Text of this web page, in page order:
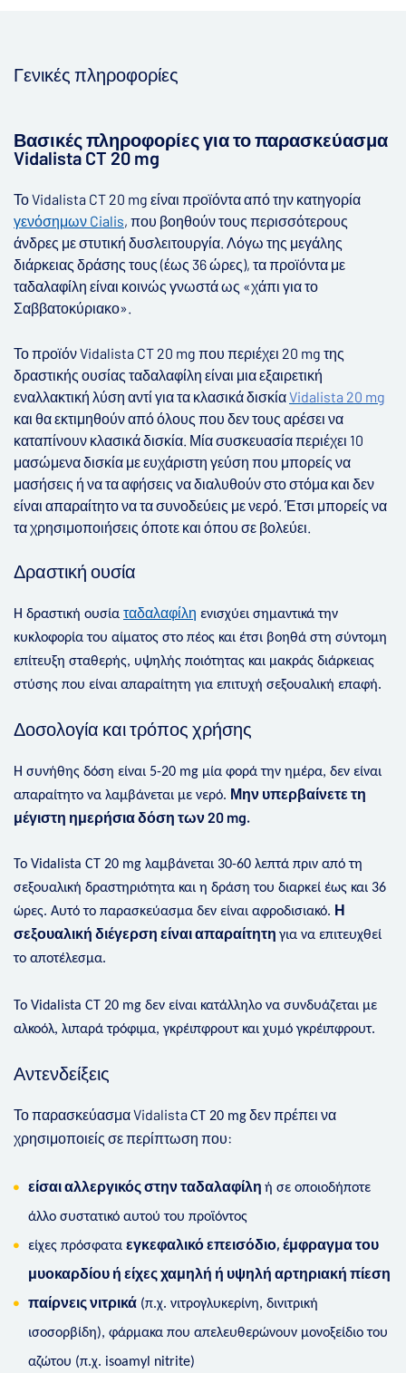
Γενικές πληροφορίες
▶
Βασικές πληροφορίες για το παρασκεύασμα
Vidalista CT 20 mg
Το Vidalista CT 20 mg είναι προϊόντα από την κατηγορία
γενόσημων Cialis, που βοηθούν τους περισσότερους
άνδρες με στυτική δυσλειτουργία. Λόγω της μεγάλης
διάρκειας δράσης τους (έως 36 ώρες), τα προϊόντα με
ταδαλαφίλη είναι κοινώς γνωστά ως «χάπι για το
Σαββατοκύριακο».
Το προϊόν Vidalista CT 20 mg που περιέχει 20 mg της
δραστικής ουσίας ταδαλαφίλη είναι μια εξαιρετική
εναλλακτική λύση αντί για τα κλασικά δισκίαVidalista 20 mg
και θα εκτιμηθούν από όλους που δεν τους αρέσει να
καταπίνουν κλασικά δισκία. Μία συσκευασία περιέχει 10
μασώμενα δισκία με ευχάριστη γεύση που μπορείς να
μασήσεις ή να τα αφήσεις να διαλυθούν στο στόμα και δεν
είναι απαραίτητο να τα συνοδεύεις με νερό. Έτσι μπορείς να
τα χρησιμοποιήσεις όποτε και όπου σε βολεύει.
Δραστική ουσία
Η δραστική ουσία ταδαλαφίλη ενισχύει σημαντικά την
κυκλοφορία του αίματος στο πέος και έτσι βοηθά στη σύντομη
επίτευξη σταθερής, υψηλής ποιότητας και μακράς διάρκειας
στύσης που είναι απαραίτητη για επιτυχή σεξουαλική επαφή.
Δοσολογία και τρόπος χρήσης
Η συνήθης δόση είναι 5-20 mg μία φορά την ημέρα, δεν είναι
απαραίτητο να λαμβάνεται με νερό. Μην υπερβαίνετε τη
μέγιστη ημερήσια δόση των 20 mg.
Το Vidalista CT 20 mg λαμβάνεται 30-60 λεπτά πριν από τη
σεξουαλική δραστηριότητα και η δράση του διαρκεί έως και 36
ώρες. Αυτό το παρασκεύασμα δεν είναι αφροδισιακό. Η
σεξουαλική διέγερση είναι απαραίτητη για να επιτευχθεί
το αποτέλεσμα.
Το Vidalista CT 20 mg δεν είναι κατάλληλο να συνδυάζεται με
αλκοόλ, λιπαρά τρόφιμα, γκρέιπφρουτ και χυμό γκρέιπφρουτ.
Αντενδείξεις
Το παρασκεύασμα Vidalista CT 20 mgδεν πρέπει να
χρησιμοποιείς σε περίπτωση που:
είσαι αλλεργικός στην ταδαλαφίλη ή σε οποιοδήποτε
άλλο συστατικό αυτού του προϊόντος
είχες πρόσφατα εγκεφαλικό επεισόδιο, έμφραγμα του
μυοκαρδίου ή είχες χαμηλή ή υψηλή αρτηριακή πίεση
παίρνεις νιτρικά (π.χ. νιτρογλυκερίνη, δινιτρική
ισοσορβίδη), φάρμακα που απελευθερώνουν μονοξείδιο του
αζώτου (π.χ. isoamyl nitrite)